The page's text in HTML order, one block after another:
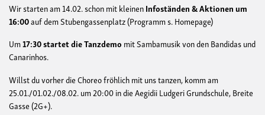
Wir starten am 14.02. schon mit kleinenInfoständen & Aktionen um
16:00auf dem Stubengassenplatz (Programm s. Homepage)
Um17:30 startet die Tanzdemo mit Sambamusik von den Bandidas und
Canarinhos.
Willst du vorher die Choreo fröhlich mit uns tanzen, komm am
25.01./01.02./08.02. um 20:00 in die Aegidii Ludgeri Grundschule, Breite
Gasse (2G+).